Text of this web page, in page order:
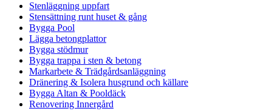
Stenläggning uppfart
Stensättning runt huset & gång
Bygga Pool
Lägga betongplattor
Bygga stödmur
Bygga trappa i sten & betong
Markarbete & Trädgårdsanläggning
Dränering & Isolera husgrund och källare
Bygga Altan & Pooldäck
Renovering Innergård